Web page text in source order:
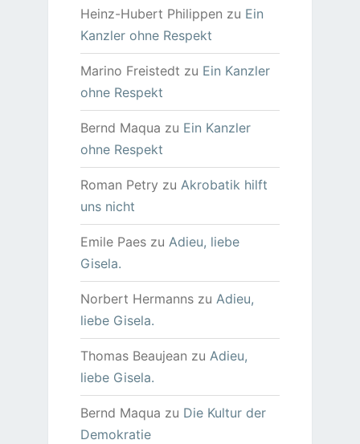
Heinz-Hubert Philippen zu Ein
Kanzler ohne Respekt
Marino Freistedt zu Ein Kanzler
ohne Respekt
Bernd Maqua zu Ein Kanzler
ohne Respekt
Roman Petry zu Akrobatik hilft
uns nicht
Emile Paeszu Adieu, liebe
Gisela.
Norbert Hermannszu Adieu,
liebe Gisela.
Thomas Beaujean zu Adieu,
liebe Gisela.
Bernd Maqua zu Die Kultur der
Demokratie